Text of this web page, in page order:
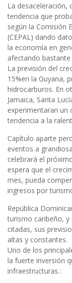
La desaceleración,
tendencia que
según la Comisión
(CEPAL) dando
la economía en
afectando
La previsión del
15%en la Guyana,
hidrocarburos. En
Jamaica, Santa
experimentaran un
tendencia a la
Capítulo aparte
eventos a
celebrará el
espera que el
mes, pueda
ingresos por
República
turismo caribeño, y
citadas, sus
altas y constantes.
Uno de los
la fuerte inversión
infraestructuras.: